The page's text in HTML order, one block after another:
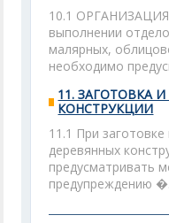
10.1
выполнении
малярных,
необходимо
11. ЗАГОТОВКА
КОНСТРУКЦИИ
11.1 При
деревянных
предусматривать
предупреждению